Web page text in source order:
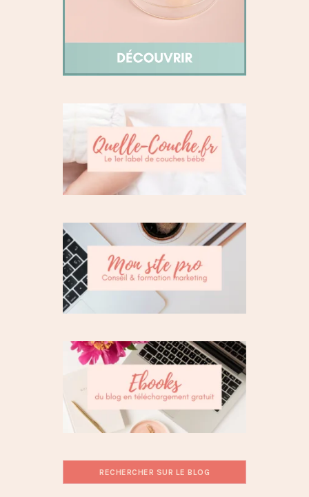
RECHERCHER SUR LE BLOG